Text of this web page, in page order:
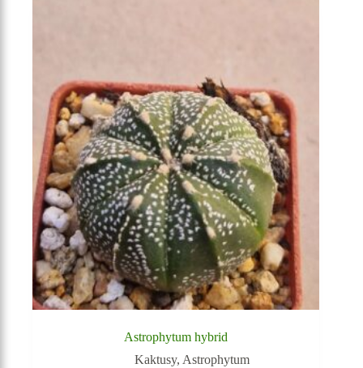
Astrophytum hybrid
Kaktusy, Astrophytum